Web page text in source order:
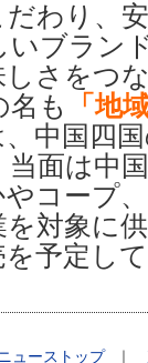
わり、
いブラン
さをつ
名も
「地
、中国四
面は中
コープ
対象に
予定し
ューストップ ｜